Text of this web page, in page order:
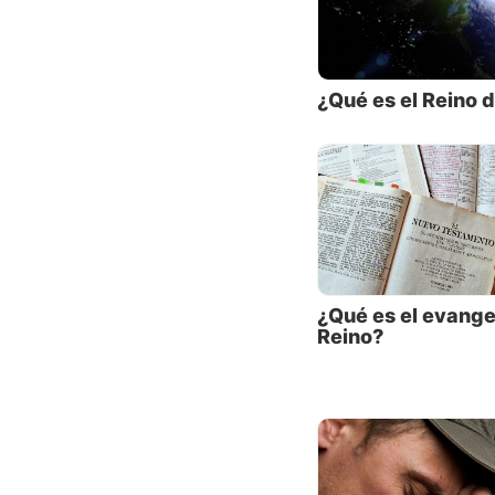
La
muerte
Pero,
Un
vino a
¿Qué es el Reino
¿Qué es el
Reino?